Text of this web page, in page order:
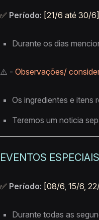
✅ Período: [21/6 até 30/6]
Durante os dias
⚠️ - Observações/
Os ingredientes e itens
Teremos um noticia
EVENTOS
✅ Período: [08/6, 15/6,
Durante todas as